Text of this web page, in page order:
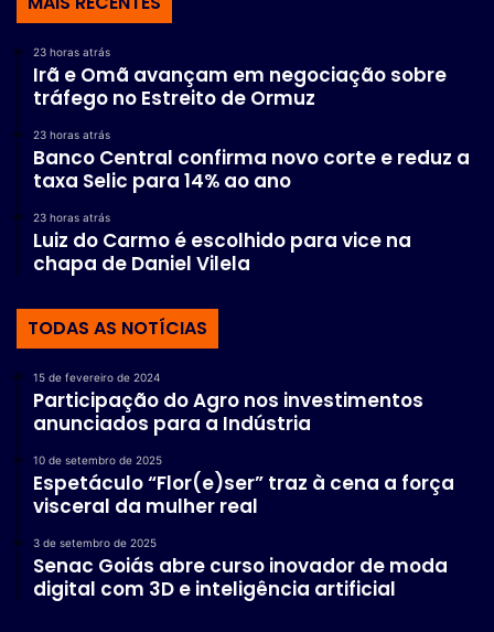
23 horas atrás
Irã e Omã avançam em negociação sobre
tráfego no Estreito de Ormuz
23 horas atrás
Banco Central confirma novo corte e reduz a
taxa Selic para 14% ao ano
23 horas atrás
Luiz do Carmo é escolhido para vice na
chapa de Daniel Vilela
TODAS AS NOTÍCIAS
15 de fevereiro de 2024
Participação do Agro nos investimentos
anunciados para a Indústria
10 de setembro de 2025
Espetáculo “Flor(e)ser” traz à cena a força
visceral da mulher real
3 de setembro de 2025
Senac Goiás abre curso inovador de moda
digital com 3D e inteligência artificial